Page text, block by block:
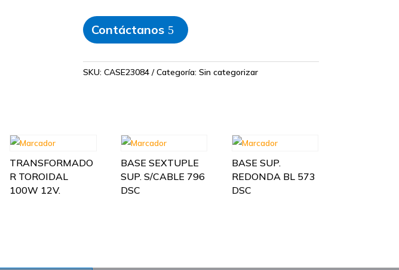
Contáctanos
SKU: CASE23084 Categoría: Sin categorizar
TRANSFORMADO
R TOROIDAL
100W 12V.
BASE SEXTUPLE
SUP. S/CABLE 796
DSC
BASE SUP.
REDONDA BL 573
DSC